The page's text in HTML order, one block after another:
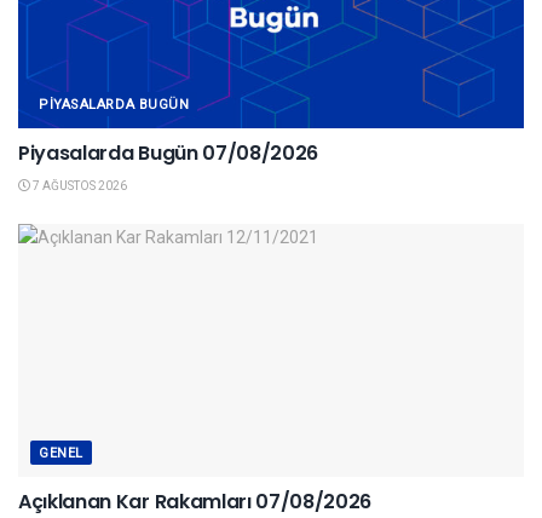
PIYASALARDA BUGÜN
Piyasalarda Bugün 07/08/2026
7 AĞUSTOS 2026
GENEL
Açıklanan Kar Rakamları 07/08/2026